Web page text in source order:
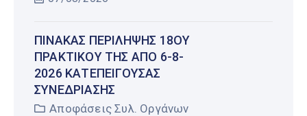
ΠΊΝΑΚΑΣ ΠΕΡΊΛΗΨΗΣ 18ΟΥ
ΠΡΑΚΤΙΚΟΎ ΤΗΣ ΑΠΌ 6-8-
2026 ΚΑΤΕΠΕΊΓΟΥΣΑΣ
ΣΥΝΕΔΡΊΑΣΗΣ
Αποφάσεις Συλ. Οργάνων